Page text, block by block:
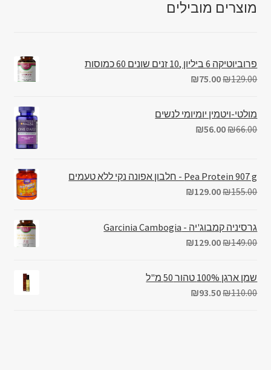
מוצרים מובילים
פרוביוטיקה 6 ביליון ,10 זנים שונים 60 כמוסות
₪129.00
₪75.00
מולטי-ויטמין יומיומי לנשים
₪66.00
₪56.00
Pea Protein 907 g - חלבון אפונה נקי ללא טעמים
₪155.00
₪129.00
גרסיניה קמבוג'יה - Garcinia Cambogia
₪149.00
₪129.00
שמן ארגן 100% טהור 50 מ"ל
₪110.00
₪93.50